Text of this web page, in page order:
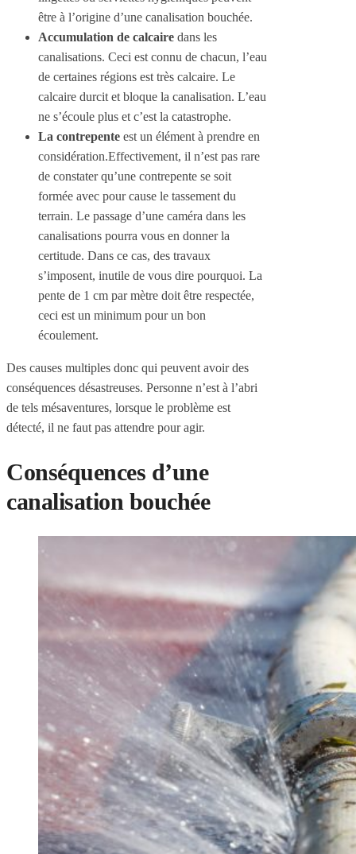
être à l’origine d’une canalisation bouchée.
Accumulation de calcaire dans les
canalisations. Ceci est connu de chacun, l’eau
de certaines régions est très calcaire. Le
calcaire durcit et bloque la canalisation. L’eau
ne s’écoule plus et c’est la catastrophe.
La contrepente est un élément à prendre en
considération.Effectivement, il n’est pas rare
de constater qu’une contrepente se soit
formée avec pour cause le tassement du
terrain. Le passage d’une caméra dans les
canalisations pourra vous en donner la
certitude. Dans ce cas, des travaux
s’imposent, inutile de vous dire pourquoi. La
pente de 1 cm par mètre doit être respectée,
ceci est un minimum pour un bon
écoulement.
Des causes multiples donc qui peuvent avoir des
conséquences désastreuses. Personne n’est à l’abri
de tels mésaventures, lorsque le problème est
détecté, il ne faut pas attendre pour agir.
Conséquences d’une
canalisation bouchée